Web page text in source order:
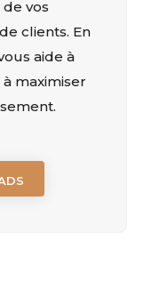
vos
clients. En
aide à
maximiser